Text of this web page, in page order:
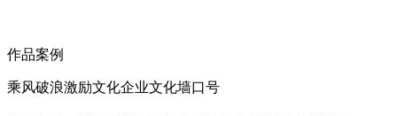
作品案例
乘风破浪激励文化企业文化墙口号